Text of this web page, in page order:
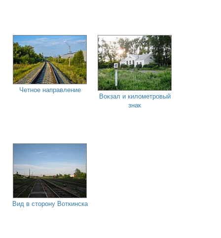
Четное направление
Вокзал и километровый
знак
Вид в сторону Воткинска